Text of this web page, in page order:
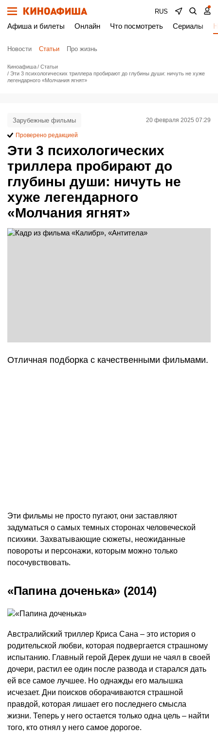
RUS
Афиша и билеты Онлайн Что посмотреть Сериалы
Новости Статьи Про жизнь
Киноафиша
Статьи
Эти 3 психологических триллера пробирают до глубины души: ничуть не хуже
легендарного «Молчания ягнят»
Эти 3 психологических
триллера пробирают до
глубины души: ничуть не
хуже легендарного
«Молчания ягнят»
Зарубежные фильмы 20 февраля 2025 07:29
Проверено редакцией
Отличная подборка с качественными фильмами.
Эти фильмы не просто пугают, они заставляют
задуматься о самых темных сторонах человеческой
психики. Захватывающие сюжеты, неожиданные
повороты и персонажи, которым можно только
посочувствовать.
«Папина доченька» (2014)
Австралийский триллер Криса Сана – это история о
родительской любви, которая подвергается страшному
испытанию. Главный герой Дерек души не чаял в своей
дочери, растил ее один после развода и старался дать
ей все самое лучшее. Но однажды его малышка
исчезает. Дни поисков оборачиваются страшной
правдой, которая лишает его последнего смысла
жизни. Теперь у него остается только одна цель – найти
того, кто отнял у него самое дорогое.